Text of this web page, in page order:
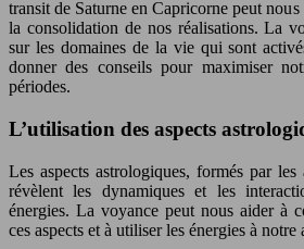
transit de Saturne en Capricorne peut
la consolidation de nos réalisations. La
sur les domaines de la vie qui sont
donner des conseils pour maximiser
périodes.
L’utilisation des aspects
Les aspects astrologiques, formés par les
révèlent les dynamiques et les
énergies. La voyance peut nous aider à
ces aspects et à utiliser les énergies à notre